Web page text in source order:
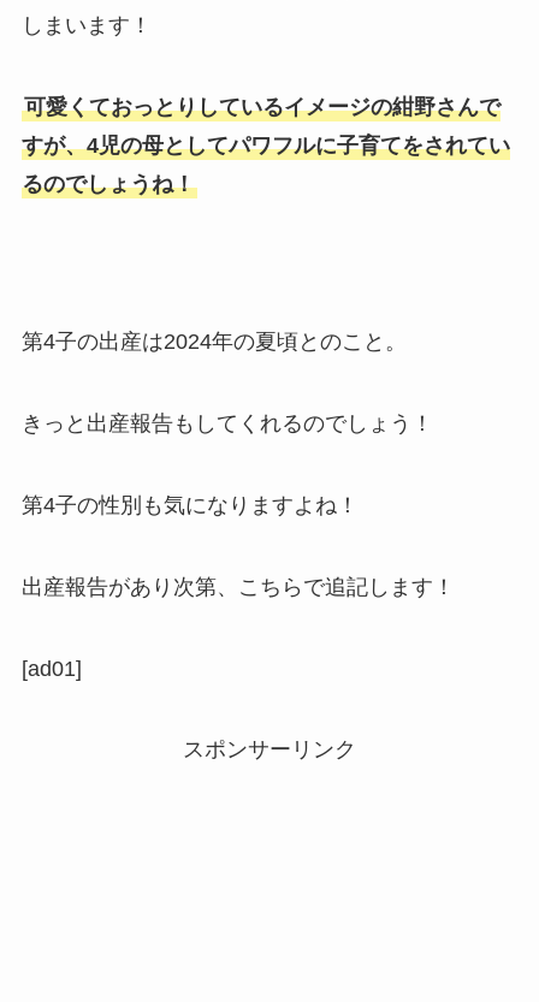
しまいます！
可愛くておっとりしているイメージの紺野さんで
すが、4児の母としてパワフルに子育てをされてい
るのでしょうね！
第4子の出産は2024年の夏頃とのこと。
きっと出産報告もしてくれるのでしょう！
第4子の性別も気になりますよね！
出産報告があり次第、こちらで追記します！
[ad01]
スポンサーリンク